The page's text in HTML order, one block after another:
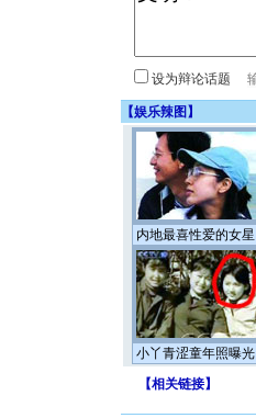
设为辩论话题
【娱乐辣图 】
内地最喜性爱的女星
小丫青涩童年照曝光
【相关链接】